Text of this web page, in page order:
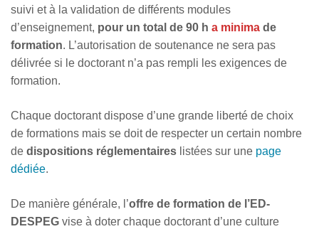
suivi et à la validation de différents modules
d’enseignement, pour un total de 90 h a minima de
formation. L’autorisation de soutenance ne sera pas
délivrée si le doctorant n’a pas rempli les exigences de
formation.
Chaque doctorant dispose d’une grande liberté de choix
de formations mais se doit de respecter un certain nombre
de dispositions réglementaires listées sur une page
dédiée.
De manière générale, l’offre de formation de l’ED-
DESPEG vise à doter chaque doctorant d’une culture